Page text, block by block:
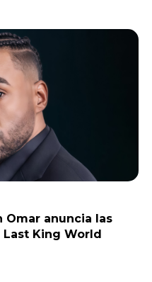
Omar anuncia las
Last King World